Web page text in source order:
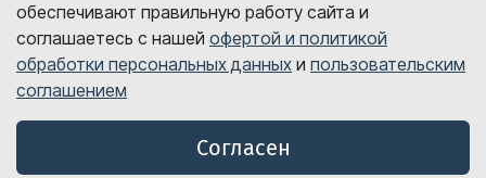
sales@detalink.ru
8 800 700-06-67
© Все права защищены, 2026 год
Оферта и политика обработки персональных данных
обеспечивают правильную работу сайта и
соглашаетесь с нашей офертой и политикой
обработки персональных данных и пользовательским
соглашением
Согласен